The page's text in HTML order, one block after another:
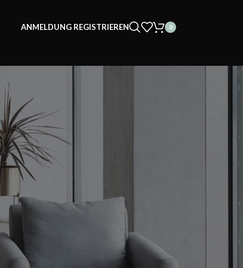
ANMELDUNG REGISTRIEREN 0
Suchen
Suchen
Recent Posts
Teppichreinigung leicht gemacht – So bleibt
dein Teppich sauber | Diana’s Home
Wohnzimmer gestalten – Tipps und Tricks